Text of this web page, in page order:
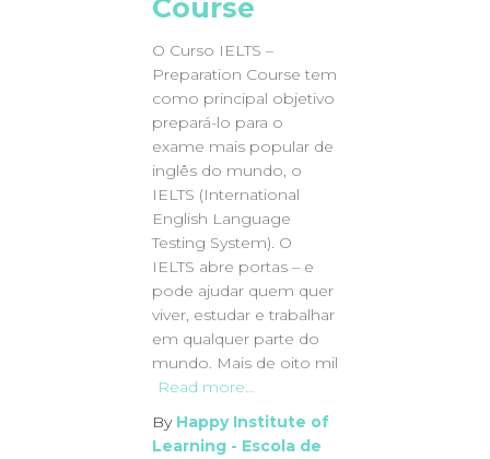
Course
O Curso IELTS –
Preparation Course tem
como principal objetivo
prepará-lo para o
exame mais popular de
inglês do mundo, o
IELTS (International
English Language
Testing System). O
IELTS abre portas – e
pode ajudar quem quer
viver, estudar e trabalhar
em qualquer parte do
mundo. Mais de oito mil
Read more…
By Happy Institute of
Learning - Escola de